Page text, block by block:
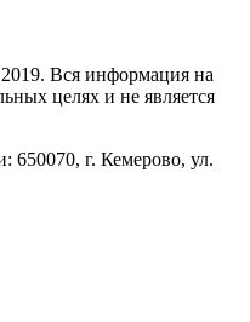
Вся информация на
целях и не является
650070, г. Кемерово, ул.